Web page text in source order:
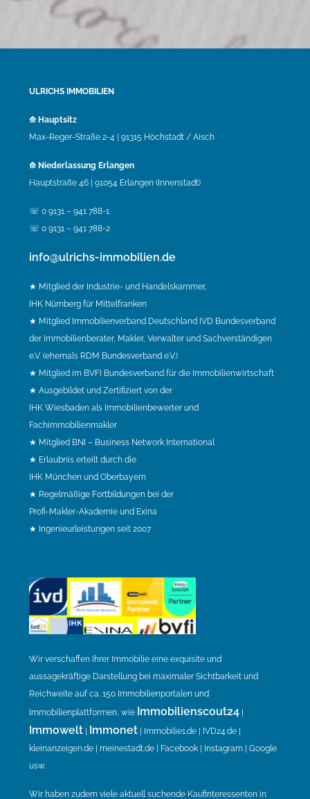
ULRICHS IMMOBILIEN
⟰ Hauptsitz
Max-Reger-Straße 2-4 | 91315 Höchstadt / Aisch
⟰ Niederlassung Erlangen
Hauptstraße 46 | 91054 Erlangen (Innenstadt)
☏ 0 9131 – 941 788-1
☏ 0 9131 – 941 788-2
info@ulrichs-immobilien.de
★ Mitglied der Industrie- und Handelskammer,
IHK Nürnberg für Mittelfranken
★ Mitglied Immobilienverband Deutschland IVD Bundesverband
der Immobilienberater, Makler, Verwalter und Sachverständigen
e.V. (ehemals RDM Bundesverband e.V.)
★ Mitglied im BVFI Bundesverband für die Immobilienwirtschaft
★ Ausgebildet und Zertifiziert von der
IHK Wiesbaden als Immobilienbewerter und
Fachimmobilienmakler
★ Mitglied BNI – Business Network International
★ Erlaubnis erteilt durch die
IHK München und Oberbayern
★ Regelmäßige Fortbildungen bei der
Profi-Makler-Akademie und Exina
★ Ingenieurleistungen seit 2007
Wir verschaffen Ihrer Immobilie eine exquisite und
aussagekräftige Darstellung bei maximaler Sichtbarkeit und
Reichweite auf ca. 150 Immobilienportalen und
Immobilienplattformen, wie Immobilienscout24
Immowelt Immonet | Immobilie1.de | IVD24.de |
kleinanzeigen.de | meinestadt.de | Facebook | Instagram | Google
usw.
Wir haben zudem viele aktuell suchende Kaufinteressenten in